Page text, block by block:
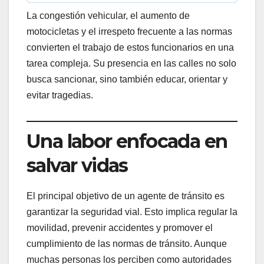
La congestión vehicular, el aumento de
motocicletas y el irrespeto frecuente a las normas
convierten el trabajo de estos funcionarios en una
tarea compleja. Su presencia en las calles no solo
busca sancionar, sino también educar, orientar y
evitar tragedias.
Una labor enfocada en
salvar vidas
El principal objetivo de un agente de tránsito es
garantizar la seguridad vial. Esto implica regular la
movilidad, prevenir accidentes y promover el
cumplimiento de las normas de tránsito. Aunque
muchas personas los perciben como autoridades